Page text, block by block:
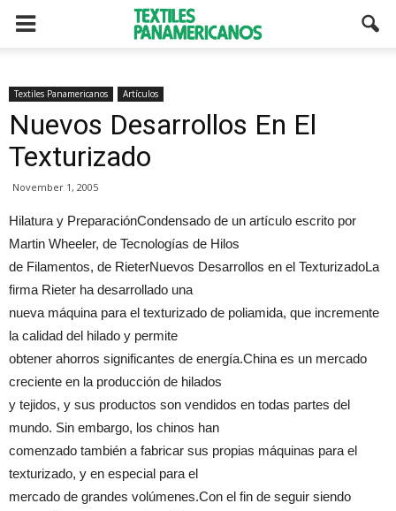
Textiles Panamericanos Artículos
Nuevos Desarrollos En El
Texturizado
November 1, 2005
Hilatura y PreparaciónCondensado de un artículo escrito por
Martin Wheeler, de Tecnologías de Hilos
de Filamentos, de RieterNuevos Desarrollos en el TexturizadoLa
firma Rieter ha desarrollado una
nueva máquina para el texturizado de poliamida, que incremente
la calidad del hilado y permite
obtener ahorros significantes de energía.China es un mercado
creciente en la producción de hilados
y tejidos, y sus productos son vendidos en todas partes del
mundo. Sin embargo, los chinos han
comenzado también a fabricar sus propias máquinas para el
texturizado, y en especial para el
mercado de grandes volúmenes.Con el fin de seguir siendo